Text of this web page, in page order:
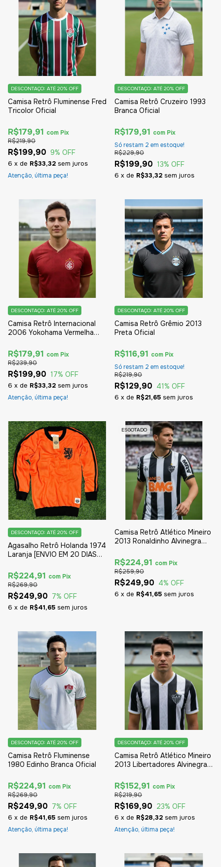
Camisa Retrô Fluminense Fred
Tricolor Oficial
R$199,90
R$219,90
9% OFF
6 x de R$33,32 sem juros
DESCONTAÇO: ATÉ 20% OFF
R$179,91 com Pix
Atenção, última peça!
Camisa Retrô Cruzeiro 1993
Branca Oficial
R$199,90
R$229,90
13% OFF
6 x de R$33,32 sem juros
DESCONTAÇO: ATÉ 20% OFF
R$179,91 com Pix
Só restam 2 em estoque!
Camisa Retrô Internacional
2006 Yokohama Vermelha
R$199,90
R$239,90
17% OFF
6 x de R$33,32 sem juros
DESCONTAÇO: ATÉ 20% OFF
R$179,91 com Pix
Atenção, última peça!
Camisa Retrô Grêmio 2013
Preta Oficial
R$129,90
R$219,90
41% OFF
6 x de R$21,65 sem juros
DESCONTAÇO: ATÉ 20% OFF
R$116,91 com Pix
Só restam 2 em estoque!
Agasalho Retrô Holanda 1974
Laranja [ENVIO EM 20 DIAS
R$249,90
R$269,90
7% OFF
6 x de R$41,65 sem juros
DESCONTAÇO: ATÉ 20% OFF
R$224,91 com Pix
ESGOTADO
Camisa Retrô Atlético Mineiro
2013 Ronaldinho Alvinegra
R$249,90
R$259,90
4% OFF
6 x de R$41,65 sem juros
R$224,91 com Pix
Camisa Retrô Fluminense
1980 Edinho Branca Oficial
R$249,90
R$269,90
7% OFF
6 x de R$41,65 sem juros
DESCONTAÇO: ATÉ 20% OFF
R$224,91 com Pix
Atenção, última peça!
Camisa Retrô Atlético Mineiro
2013 Libertadores Alvinegra
R$169,90
R$219,90
23% OFF
6 x de R$28,32 sem juros
DESCONTAÇO: ATÉ 20% OFF
R$152,91 com Pix
Atenção, última peça!